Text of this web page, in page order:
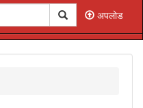
अपलोड